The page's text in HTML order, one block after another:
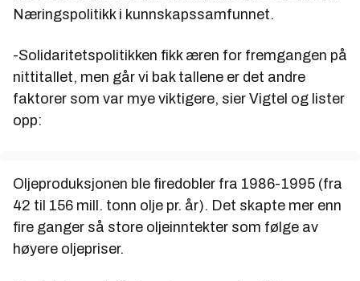
Næringspolitikk i kunnskapssamfunnet.
-Solidaritetspolitikken fikk æren for fremgangen på
nittitallet, men går vi bak tallene er det andre
faktorer som var mye viktigere, sier Vigtel og lister
opp:
Oljeproduksjonen ble firedobler fra 1986-1995 (fra
42 til 156 mill. tonn olje pr. år). Det skapte mer enn
fire ganger så store oljeinntekter som følge av
høyere oljepriser.